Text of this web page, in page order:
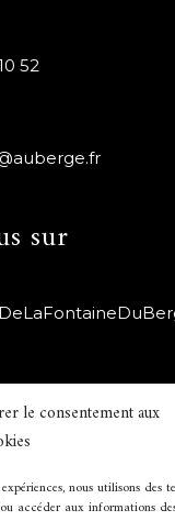
le consentement aux
nous utilisons des
accéder aux informations
52
sur